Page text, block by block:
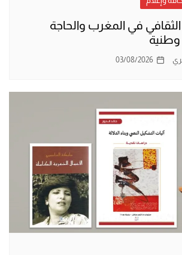
في المغرب والحاجة
وطنية
03/08/2026